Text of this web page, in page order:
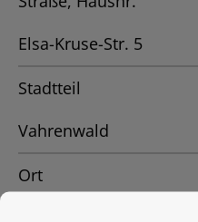
Elsa-Kruse-Str. 5
Stadtteil
Vahrenwald
Ort